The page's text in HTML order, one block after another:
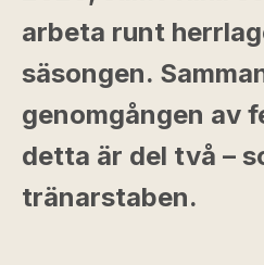
arbeta runt
säsongen.
genomgången av
detta är del två –
tränarstaben.